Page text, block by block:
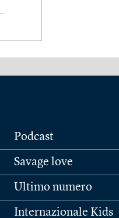
Podcast
Savage love
Ultimo numero
Internazionale Kids